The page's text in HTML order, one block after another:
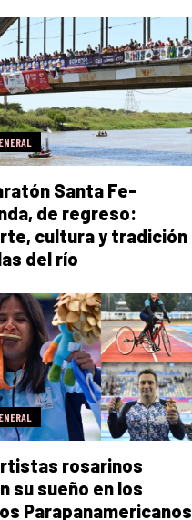
Santa Fe-
de regreso:
cultura y tradición
del río
rosarinos
su sueño en los
Parapanamericanos